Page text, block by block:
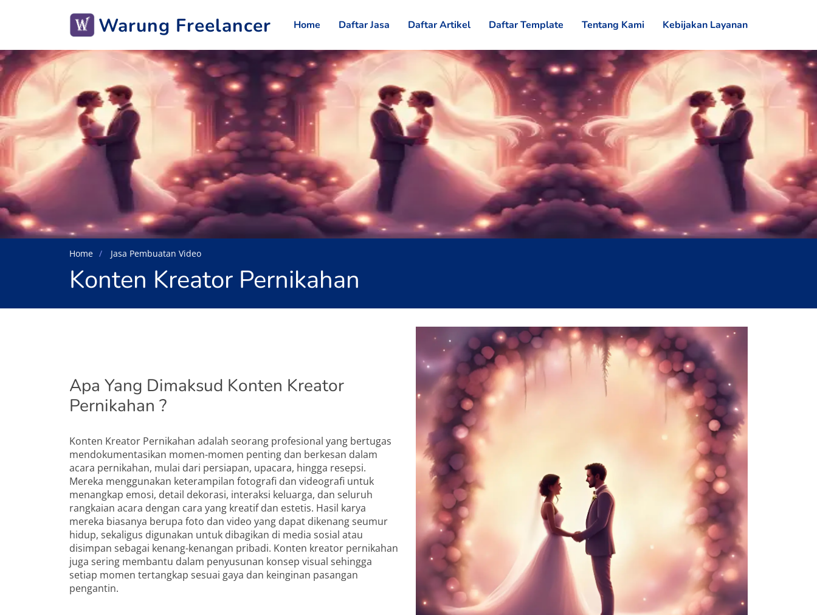
Warung Freelancer Home Daftar Jasa Daftar Artikel Daftar Template Tentang Kami Kebijakan Layanan
Home Jasa Pembuatan Video
Konten Kreator Pernikahan
Apa Yang Dimaksud Konten Kreator
Pernikahan ?
Konten Kreator Pernikahan adalah seorang profesional yang bertugas
mendokumentasikan momen-momen penting dan berkesan dalam
acara pernikahan, mulai dari persiapan, upacara, hingga resepsi.
Mereka menggunakan keterampilan fotografi dan videografi untuk
menangkap emosi, detail dekorasi, interaksi keluarga, dan seluruh
rangkaian acara dengan cara yang kreatif dan estetis. Hasil karya
mereka biasanya berupa foto dan video yang dapat dikenang seumur
hidup, sekaligus digunakan untuk dibagikan di media sosial atau
disimpan sebagai kenang-kenangan pribadi. Konten kreator pernikahan
juga sering membantu dalam penyusunan konsep visual sehingga
setiap momen tertangkap sesuai gaya dan keinginan pasangan
pengantin.